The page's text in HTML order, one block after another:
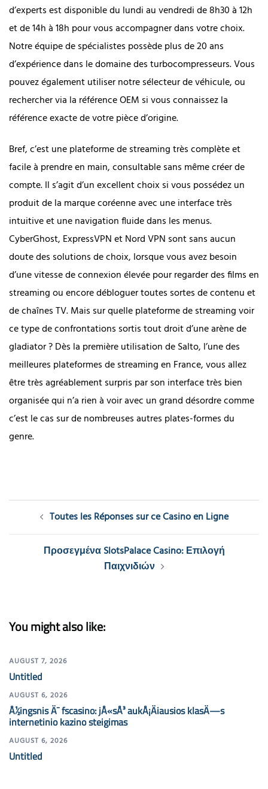
d’experts est disponible du lundi au vendredi de 8h30 à 12h
et de 14h à 18h pour vous accompagner dans votre choix.
Notre équipe de spécialistes possède plus de 20 ans
d’expérience dans le domaine des turbocompresseurs. Vous
pouvez également utiliser notre sélecteur de véhicule, ou
rechercher via la référence OEM si vous connaissez la
référence exacte de votre pièce d’origine.
Bref, c’est une plateforme de streaming très complète et
facile à prendre en main, consultable sans même créer de
compte. Il s’agit d’un excellent choix si vous possédez un
produit de la marque coréenne avec une interface très
intuitive et une navigation fluide dans les menus.
CyberGhost, ExpressVPN et Nord VPN sont sans aucun
doute des solutions de choix, lorsque vous avez besoin
d’une vitesse de connexion élevée pour regarder des films en
streaming ou encore débloguer toutes sortes de contenu et
de chaînes TV. Mais sur quelle plateforme de streaming voir
ce type de confrontations sortis tout droit d’une arène de
gladiator ? Dès la première utilisation de Salto, l’une des
meilleures plateformes de streaming en France, vous allez
être très agréablement surpris par son interface très bien
organisée qui n’a rien à voir avec un grand désordre comme
c’est le cas sur de nombreuses autres plates-formes du
genre.
Post
navigationToutes les Réponses sur ce Casino en Ligne
Προσεγμένα SlotsPalace Casino: Επιλογή
Παιχνιδιών
You might also like:
AUGUST 7, 2026
Untitled
AUGUST 6, 2026
Å½ingsnis Ä¯ fscasino: jÅ«sÅ³ aukÅ¡Äiausios klasÄ—s
internetinio kazino steigimas
AUGUST 6, 2026
Untitled